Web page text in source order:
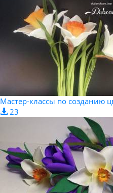
Мастер-классы по созданию
23